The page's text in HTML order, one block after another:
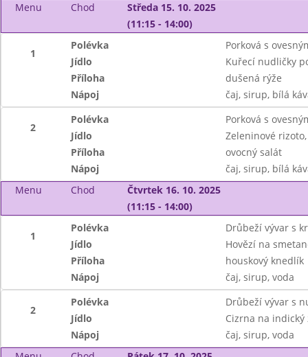
Menu
Chod
Středa 15. 10. 2025
(11:15 - 14:00)
1
Polévka
Porková s
Jídlo
Kuřecí nudličky
Příloha
dušená rýže
Nápoj
čaj, sirup, bílá
2
Polévka
Porková s
Jídlo
Zeleninové
Příloha
ovocný salát
Nápoj
čaj, sirup, bílá
Menu
Chod
Čtvrtek 16. 10. 2025
(11:15 - 14:00)
1
Polévka
Drůbeží vývar s
Jídlo
Hovězí na
Příloha
houskový knedlík
Nápoj
čaj, sirup, voda
2
Polévka
Drůbeží vývar s
Jídlo
Cizrna na
Nápoj
čaj, sirup, voda